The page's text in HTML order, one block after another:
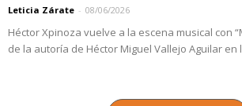
Leticia Zárate - 08/06/2026
Héctor Xpinoza vuelve a la escena musical con
de la autoría de Héctor Miguel Vallejo Aguilar en